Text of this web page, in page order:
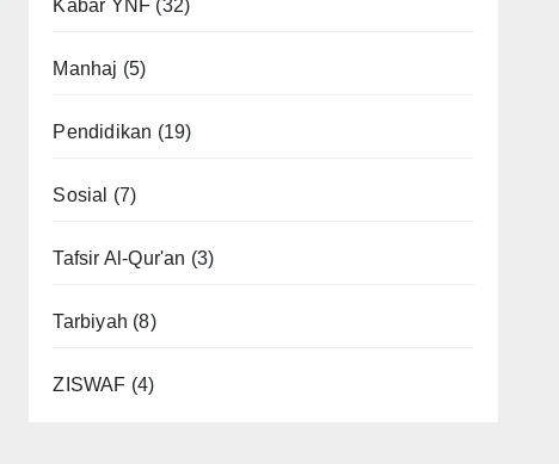
Kabar YNF (32)
Manhaj (5)
Pendidikan (19)
Sosial (7)
Tafsir Al-Qur'an (3)
Tarbiyah (8)
ZISWAF (4)